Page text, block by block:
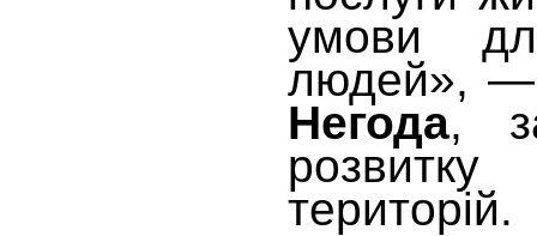
умови
людей»,
Негода,
територій.